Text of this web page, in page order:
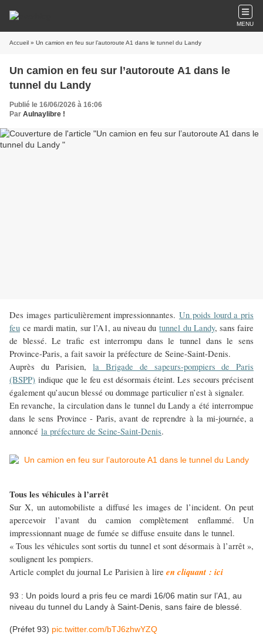
MENU
Accueil » Un camion en feu sur l’autoroute A1 dans le tunnel du Landy
Un camion en feu sur l’autoroute A1 dans le
tunnel du Landy
Publié le 16/06/2026 à 16:06
Par Aulnaylibre !
Des images particulièrement impressionnantes. Un poids lourd a pris
feu ce mardi matin, sur l’A1, au niveau dutunnel du Landy, sans faire
de blessé. Le trafic est interrompu dans le tunnel dans le sens
Province-Paris, a fait savoir la préfecture de Seine-Saint-Denis.
Auprès du Parisien,la Brigade de sapeurs-pompiers de Paris
(BSPP) indique que le feu est désormais éteint. Les secours précisent
également qu’aucun blessé ou dommage particulier n’est à signaler.
En revanche, la circulation dans le tunnel du Landy a été interrompue
dans le sens Province - Paris, avant de reprendre à la mi-journée, a
annoncé la préfecture de Seine-Saint-Denis.
Tous les véhicules à l’arrêt
Sur X, un automobiliste a diffusé les images de l’incident. On peut
apercevoir l’avant du camion complètement enflammé. Un
impressionnant nuage de fumée se diffuse ensuite dans le tunnel.
« Tous les véhicules sont sortis du tunnel et sont désormais à l’arrêt »,
soulignent les pompiers.
Article complet du journal Le Parisien à lire en cliquant : ici
93 : Un poids lourd a pris feu ce mardi 16/06 matin sur l’A1, au
niveau du tunnel du Landy à Saint-Denis, sans faire de blessé.
(Préfet 93) pic.twitter.com/bTJ6zhwYZQ